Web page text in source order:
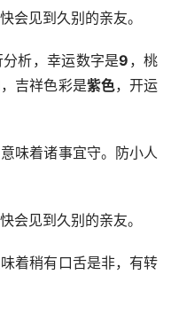
会见到久别的亲友。
析，幸运数字是9 ，桃
，吉祥色彩是紫色，开运
味着诸事宜守。防小人
会见到久别的亲友。
着稍有口舌是非，有转